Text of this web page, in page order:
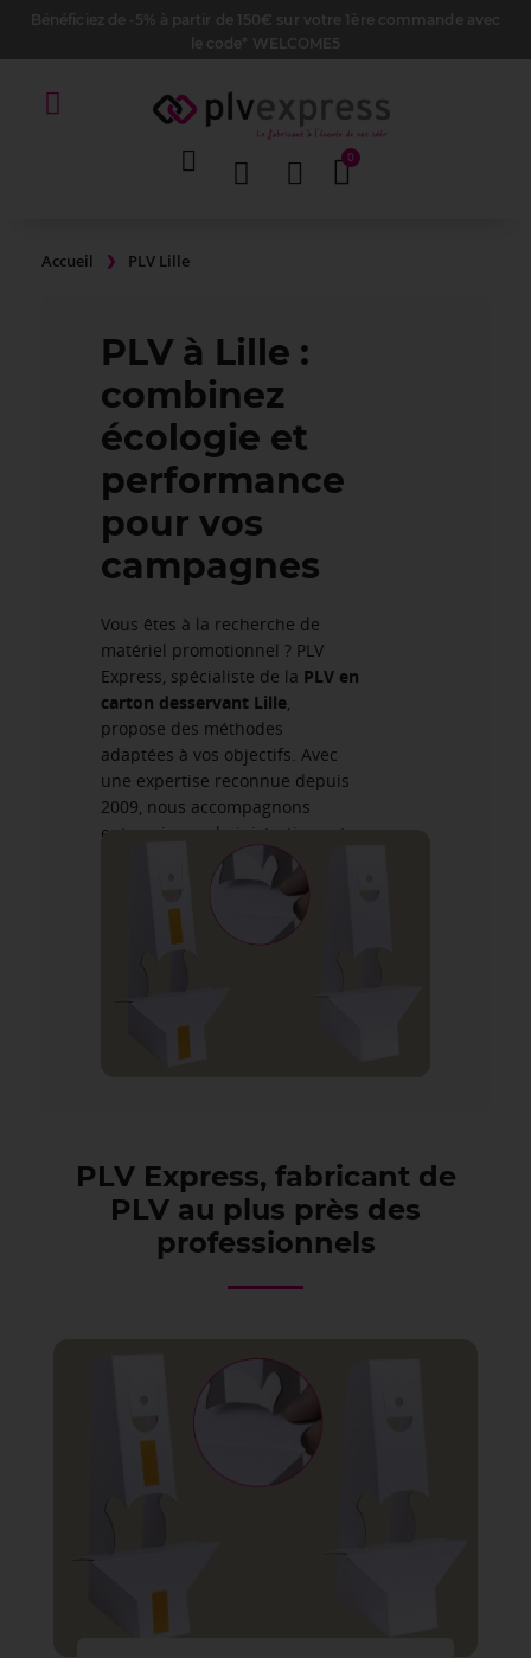
Bénéficiez de -5% à partir de 150€ sur votre 1ère commande avec
le code* WELCOME5
Accueil PLV Lille
PLV à Lille :
combinez
écologie et
performance
pour vos
campagnes
Vous êtes à la recherche de
matériel promotionnel ? PLV
Express, spécialiste de la PLV en
carton desservant Lille,
propose des méthodes
adaptées à vos objectifs. Avec
une expertise reconnue depuis
2009, nous accompagnons
entreprises, administrations et
revendeurs dans la création de
PLV de haute qualité, alliant
écologie et efficacité.
PLV Express, fabricant de
PLV au plus près des
professionnels